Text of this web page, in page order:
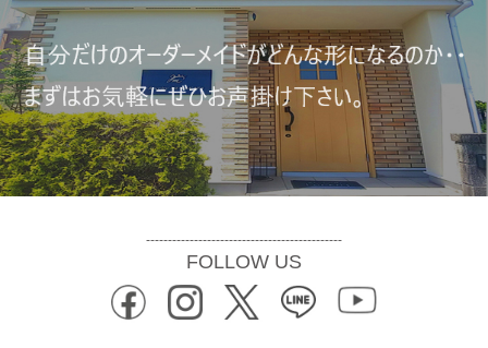
---------------------------------------------
FOLLOW US